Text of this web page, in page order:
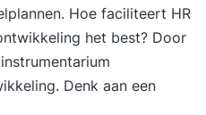
Hoe faciliteert HR
het best? Door
Denk aan een